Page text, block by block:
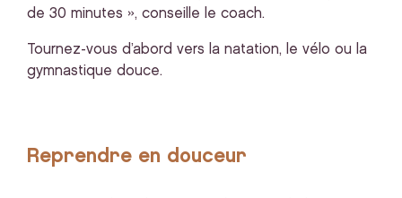
de 30 minutes », conseille le coach.
Tournez-vous d’abord vers la natation, le vélo ou la
gymnastique douce.
Reprendre en douceur